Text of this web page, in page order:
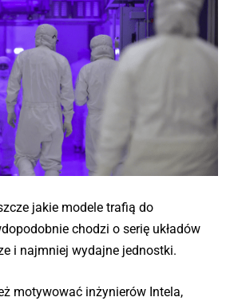
jakie modele trafią do
chodzi o serię układów
i najmniej wydajne jednostki.
motywować inżynierów Intela,